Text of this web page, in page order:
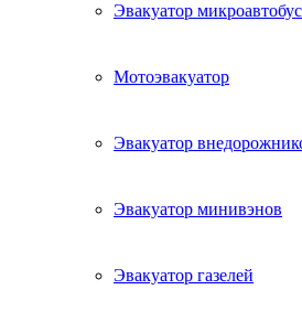
Эвакуатор
Мотоэвакуатор
Эвакуатор
Эвакуатор минивэнов
Эвакуатор газелей